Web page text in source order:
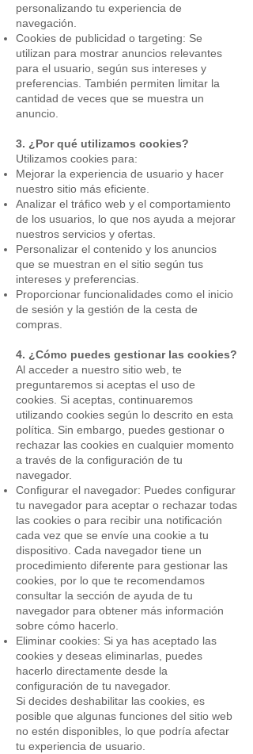
personalizando tu experiencia de
navegación.
Cookies de publicidad o targeting: Se
utilizan para mostrar anuncios relevantes
para el usuario, según sus intereses y
preferencias. También permiten limitar la
cantidad de veces que se muestra un
anuncio.
3. ¿Por qué utilizamos cookies?
Utilizamos cookies para:
Mejorar la experiencia de usuario y hacer
nuestro sitio más eficiente.
Analizar el tráfico web y el comportamiento
de los usuarios, lo que nos ayuda a mejorar
nuestros servicios y ofertas.
Personalizar el contenido y los anuncios
que se muestran en el sitio según tus
intereses y preferencias.
Proporcionar funcionalidades como el inicio
de sesión y la gestión de la cesta de
compras.
4. ¿Cómo puedes gestionar las cookies?
Al acceder a nuestro sitio web, te
preguntaremos si aceptas el uso de
cookies. Si aceptas, continuaremos
utilizando cookies según lo descrito en esta
política. Sin embargo, puedes gestionar o
rechazar las cookies en cualquier momento
a través de la configuración de tu
navegador.
Configurar el navegador: Puedes configurar
tu navegador para aceptar o rechazar todas
las cookies o para recibir una notificación
cada vez que se envíe una cookie a tu
dispositivo. Cada navegador tiene un
procedimiento diferente para gestionar las
cookies, por lo que te recomendamos
consultar la sección de ayuda de tu
navegador para obtener más información
sobre cómo hacerlo.
Eliminar cookies: Si ya has aceptado las
cookies y deseas eliminarlas, puedes
hacerlo directamente desde la
configuración de tu navegador.
Si decides deshabilitar las cookies, es
posible que algunas funciones del sitio web
no estén disponibles, lo que podría afectar
tu experiencia de usuario.